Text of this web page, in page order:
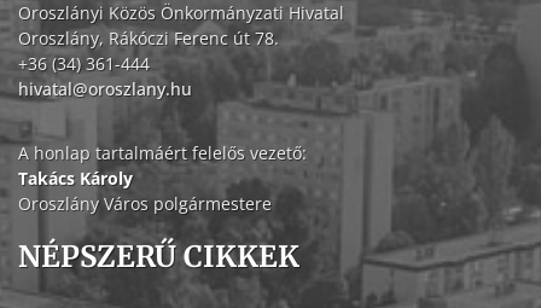
Oroszlányi Közös Önkormányzati Hivatal
Oroszlány, Rákóczi Ferenc út 78.
+36 (34) 361-444
hivatal@oroszlany.hu
A honlap tartalmáért felelős vezető:
Takács Károly
Oroszlány Város polgármestere
NÉPSZERŰ CIKKEK